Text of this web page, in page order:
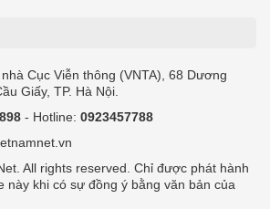
Cục Viễn thông (VNTA), 68 Dương
Giấy, TP. Hà Nội.
- Hotline: 0923457788
All rights reserved. Chỉ được phát hành
này khi có sự đồng ý bằng văn bản của